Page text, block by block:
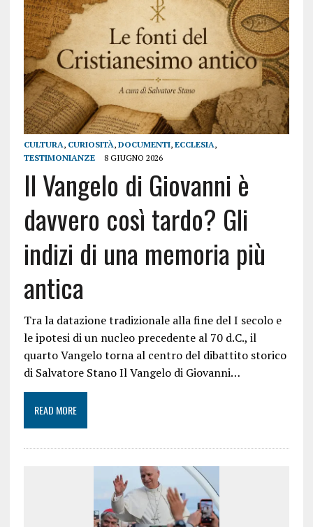
CULTURA, CURIOSITÀ, DOCUMENTI, ECCLESIA,
TESTIMONIANZE
8 GIUGNO 2026
Il Vangelo di Giovanni è
davvero così tardo? Gli
indizi di una memoria più
antica
Tra la datazione tradizionale alla fine del I secolo e
le ipotesi di un nucleo precedente al 70 d.C., il
quarto Vangelo torna al centro del dibattito storico
di Salvatore Stano Il Vangelo di Giovanni…
READ MORE